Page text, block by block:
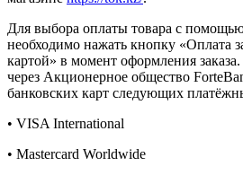
Для выбора оплаты товара с
необходимо нажать кнопку «Оплата
картой» в момент оформления
через Акционерное общество
банковских карт следующих
• VISA International
• Mastercard Worldwide